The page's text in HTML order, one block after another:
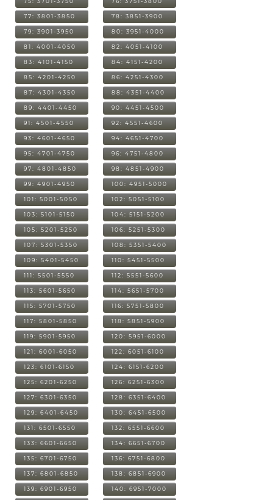
77: 3801-3850 78: 3851-3900
79: 3901-3950 80: 3951-4000
81: 4001-4050 82: 4051-4100
83: 4101-4150 84: 4151-4200
85: 4201-4250 86: 4251-4300
87: 4301-4350 88: 4351-4400
89: 4401-4450 90: 4451-4500
91: 4501-4550 92: 4551-4600
93: 4601-4650 94: 4651-4700
95: 4701-4750 96: 4751-4800
97: 4801-4850 98: 4851-4900
99: 4901-4950 100: 4951-5000
101: 5001-5050 102: 5051-5100
103: 5101-5150 104: 5151-5200
105: 5201-5250 106: 5251-5300
107: 5301-5350 108: 5351-5400
109: 5401-5450 110: 5451-5500
111: 5501-5550 112: 5551-5600
113: 5601-5650 114: 5651-5700
115: 5701-5750 116: 5751-5800
117: 5801-5850 118: 5851-5900
119: 5901-5950 120: 5951-6000
121: 6001-6050 122: 6051-6100
123: 6101-6150 124: 6151-6200
125: 6201-6250 126: 6251-6300
127: 6301-6350 128: 6351-6400
129: 6401-6450 130: 6451-6500
131: 6501-6550 132: 6551-6600
133: 6601-6650 134: 6651-6700
135: 6701-6750 136: 6751-6800
137: 6801-6850 138: 6851-6900
139: 6901-6950 140: 6951-7000